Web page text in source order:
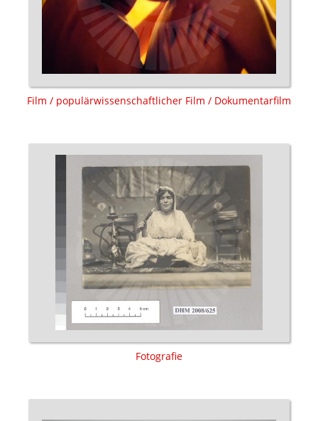
Film / populärwissenschaftlicher Film / Dokumentarfilm
Fotografie